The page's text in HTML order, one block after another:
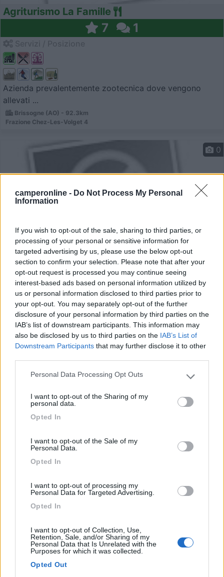
camperonline - Do Not Process My Personal
Information
If you wish to opt-out of the sale, sharing to third parties, or
processing of your personal or sensitive information for
targeted advertising by us, please use the below opt-out
section to confirm your selection. Please note that after your
opt-out request is processed you may continue seeing
interest-based ads based on personal information utilized by
us or personal information disclosed to third parties prior to
your opt-out. You may separately opt-out of the further
disclosure of your personal information by third parties on the
IAB’s list of downstream participants. This information may
also be disclosed by us to third parties on the IAB’s List of
Downstream Participants that may further disclose it to other
Please note that this website/app uses one or more Google
not limited to your visit or usage behaviour. You may click to
grant or deny consent to Google and its third-party tags to
use your data for below specified purposes in below Google
Personal Data Processing Opt Outs
I want to opt-out of the Sharing of my
personal data.
Opted In
I want to opt-out of the Sale of my
Personal Data.
Opted In
I want to opt-out of processing my
Personal Data for Targeted Advertising.
Opted In
I want to opt-out of Collection, Use,
Retention, Sale, and/or Sharing of my
Personal Data that Is Unrelated with the
Purposes for which it was collected.
Opted Out
Agriturismo La Famille
7 1
Azienda prevalentemente zootecnica dove vengono
allevati ...
Brissogne (AO) - 92.3km
Frazione Chez-Les-Volget 4
Area di sosta (PS)
0
Agriturismo Lo Couis
7 1
Servizi / Posizione
Area di sosta (AA)
Area sosta camper agriturismo Aquila Bianca